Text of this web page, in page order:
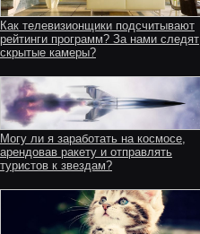
Как телевизионщики подсчитывают
рейтинги программ? За нами следят
скрытые камеры?
Могу ли я заработать на космосе,
арендовав ракету и отправлять
туристов к звездам?